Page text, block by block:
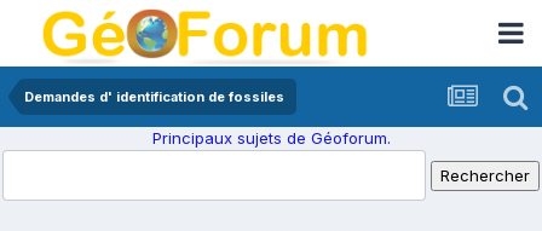
Demandes d' identification de fossiles
Principaux sujets de Géoforum.